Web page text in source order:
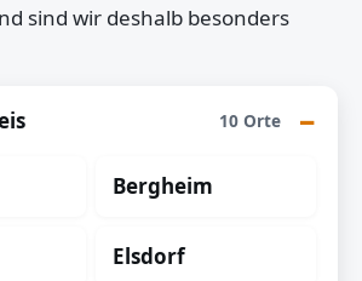
sind wir deshalb besonders
10 Orte
Bergheim
Elsdorf